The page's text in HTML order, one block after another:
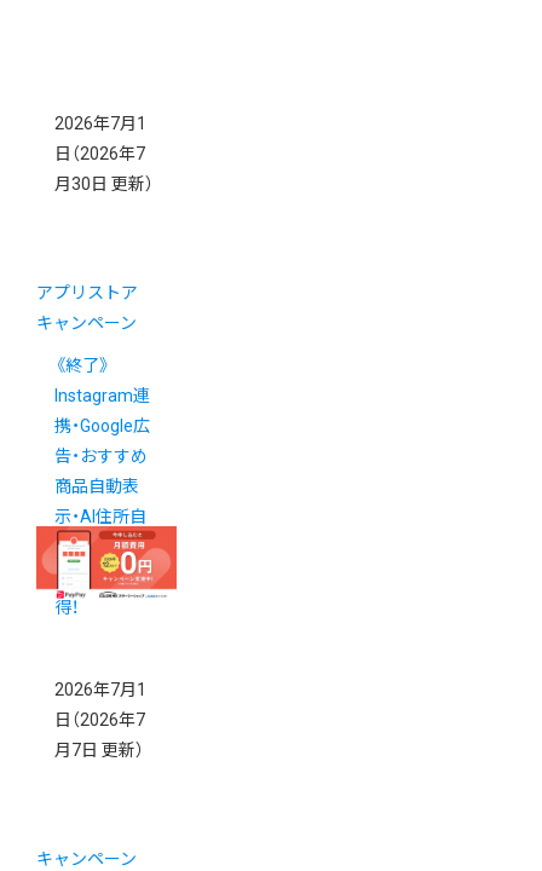
2026年7月1
日 （2026年7
月30日 更新）
アプリストア
キャンペーン
《終了》
Instagram連
携・Google広
告・おすすめ
商品自動表
示・AI住所自
動修正など人
気アプリがお
得！
2026年7月1
日 （2026年7
月7日 更新）
キャンペーン